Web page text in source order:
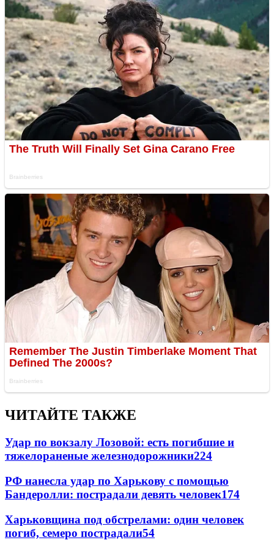
ЧИТАЙТЕ ТАКЖЕ
Удар по вокзалу Лозовой: есть погибшие и
тяжелораненые железнодорожники224
РФ нанесла удар по Харькову с помощью
Бандеролли: пострадали девять человек174
Харьковщина под обстрелами: один человек
погиб, семеро пострадали54